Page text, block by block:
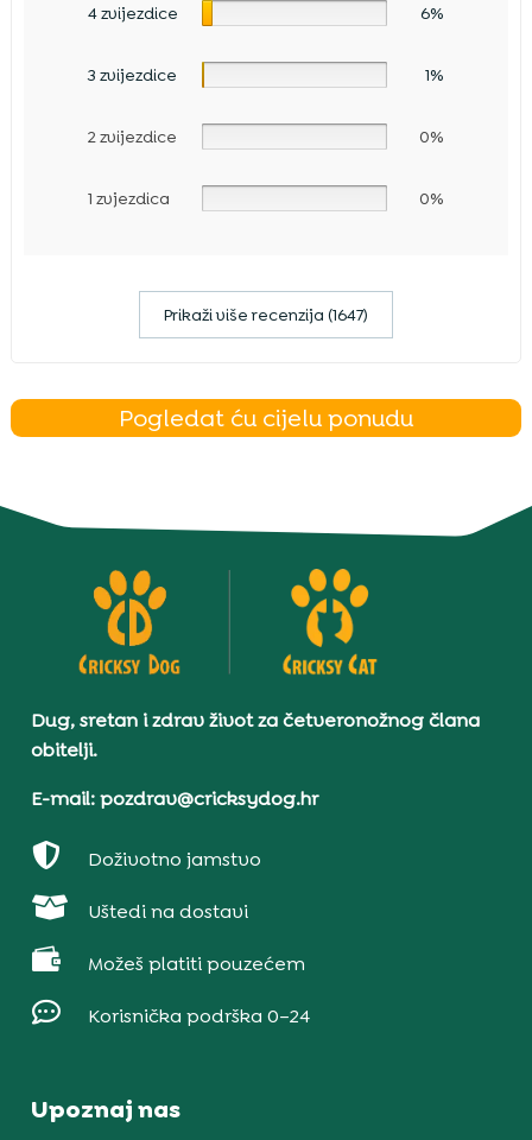
4 zvijezdice 6%
3 zvijezdice 1%
2 zvijezdice 0%
1 zvjezdica 0%
Prikaži više recenzija (1647)
Pogledat ću cijelu ponudu
Dug, sretan i zdrav život za četveronožnog člana
obitelji.
E-mail: pozdrav@cricksydog.hr
 Doživotno jamstvo
 Uštedi na dostavi
 Možeš platiti pouzećem
 Korisnička podrška 0–24
Upoznaj nas